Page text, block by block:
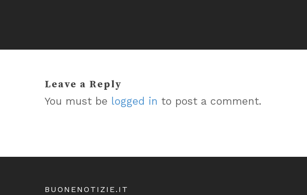
Leave a Reply
You must be logged in to post a comment.
BUONENOTIZIE.IT